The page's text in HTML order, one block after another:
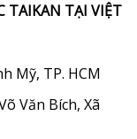
TAIKAN TẠI VIỆT
Mỹ, TP. HCM
Văn Bích, Xã